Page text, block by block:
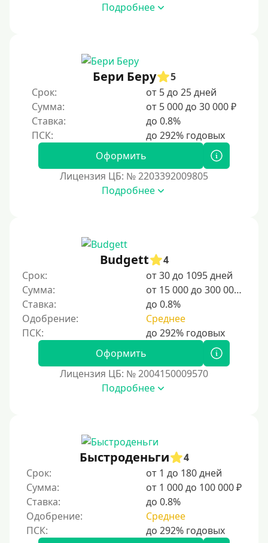
С 19 лет
С 20 лет
С 21 года
С 22 лет
С 23 лет
Несовершеннолетним
Для мужчин
Женский займ
Мамам в декрете
Без прописки
С временной регистрацией
Пенсионерам до 70 лет
Пенсионерам до 75 лет
Пенсионерам до 80 лет
Пенсионерам до 85 лет
Безработным
Подробнее
Бери Беру
5
Срок:
от 5 до 25 дней
Сумма:
от 5 000 до 30 000 ₽
Ставка:
до 0.8%
Оформить
Лицензия ЦБ: № 2203392009805
Подробнее
Budgett
4
Срок:
от 30 до 1095 дней
Сумма:
от 15 000 до 300 000 ₽
Ставка:
до 0.8%
Одобрение:
Среднее
Оформить
Лицензия ЦБ: № 2004150009570
Подробнее
Быстроденьги
4
Срок:
от 1 до 180 дней
Сумма:
от 1 000 до 100 000 ₽
Ставка:
до 0.8%
Одобрение:
Среднее